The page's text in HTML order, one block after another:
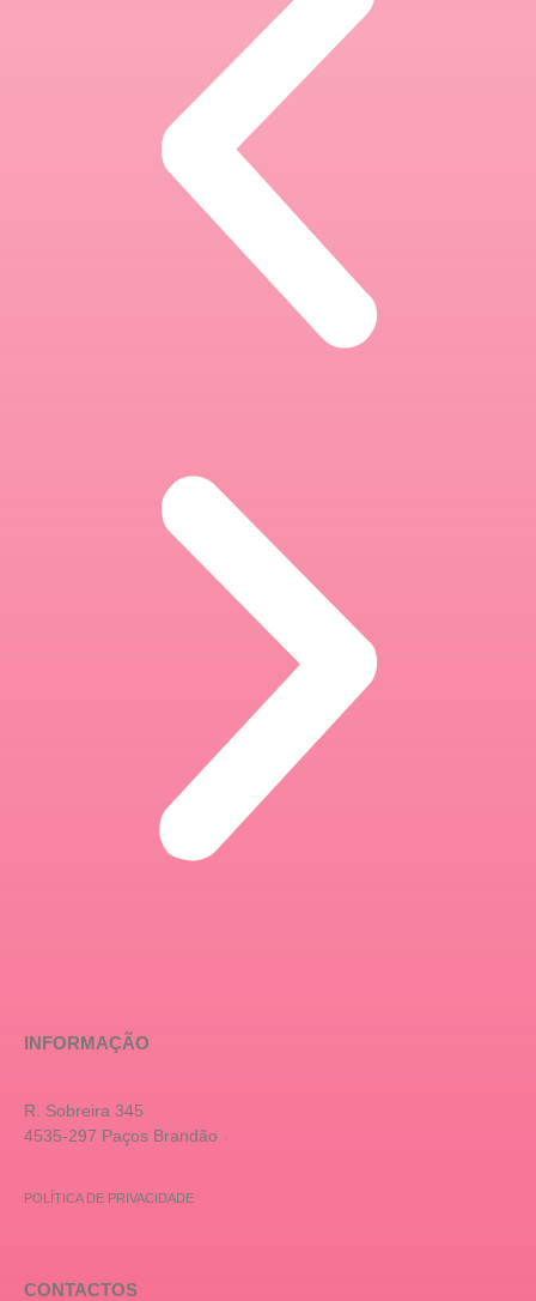
INFORMAÇÃO
R. Sobreira 345
4535-297 Paços Brandão
POLÍTICA DE PRIVACIDADE
CONTACTOS